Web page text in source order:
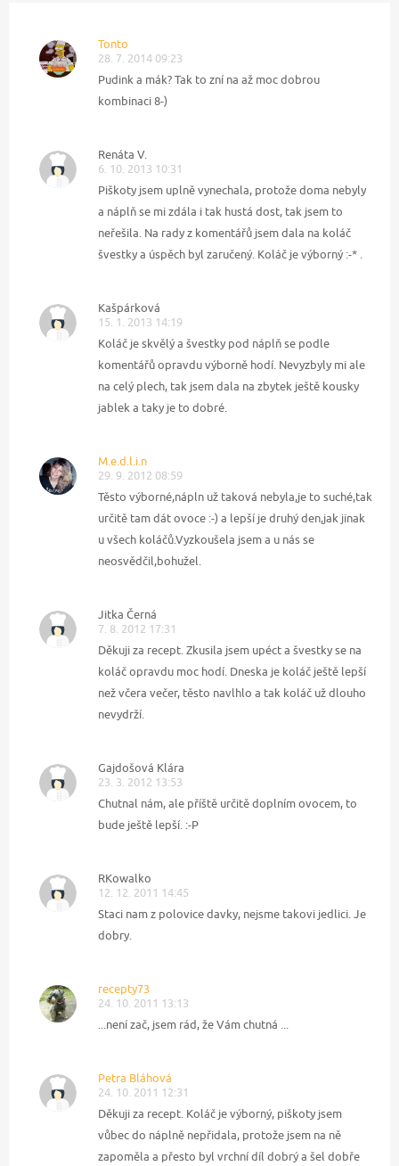
Tonto
28. 7. 2014 09:23
Pudink a mák? Tak to zní na až moc dobrou
kombinaci 8-)
Renáta V.
6. 10. 2013 10:31
Piškoty jsem uplně vynechala, protože doma nebyly
a náplň se mi zdála i tak hustá dost, tak jsem to
neřešila. Na rady z komentářů jsem dala na koláč
švestky a úspěch byl zaručený. Koláč je výborný :-* .
Kašpárková
15. 1. 2013 14:19
Koláč je skvělý a švestky pod náplň se podle
komentářů opravdu výborně hodí. Nevyzbyly mi ale
na celý plech, tak jsem dala na zbytek ještě kousky
jablek a taky je to dobré.
M.e.d.l.i.n
29. 9. 2012 08:59
Těsto výborné,nápln už taková nebyla,je to suché,tak
určitě tam dát ovoce :-) a lepší je druhý den,jak jinak
u všech koláčů.Vyzkoušela jsem a u nás se
neosvědčil,bohužel.
Jitka Černá
7. 8. 2012 17:31
Děkuji za recept. Zkusila jsem upéct a švestky se na
koláč opravdu moc hodí. Dneska je koláč ještě lepší
než včera večer, těsto navlhlo a tak koláč už dlouho
nevydrží.
Gajdošová Klára
23. 3. 2012 13:53
Chutnal nám, ale příště určitě doplním ovocem, to
bude ještě lepší. :-P
RKowalko
12. 12. 2011 14:45
Staci nam z polovice davky, nejsme takovi jedlici. Je
dobry.
recepty73
24. 10. 2011 13:13
...není zač, jsem rád, že Vám chutná ...
Petra Bláhová
24. 10. 2011 12:31
Děkuji za recept. Koláč je výborný, piškoty jsem
vůbec do náplně nepřidala, protože jsem na ně
zapoměla a přesto byl vrchní díl dobrý a šel dobře